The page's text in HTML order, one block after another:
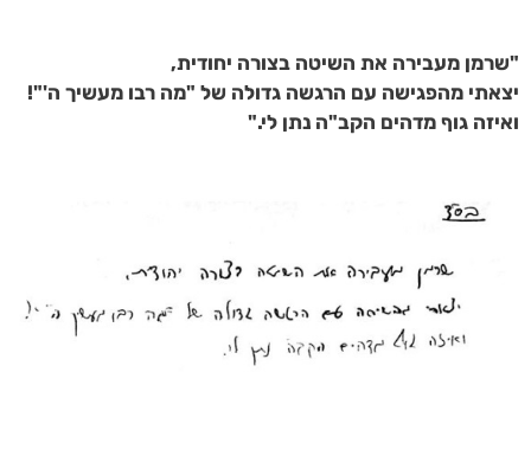
"שרמן מעבירה את השיטה בצורה יחודית,
יצאתי מהפגישה עם הרגשה גדולה של "מה רבו מעשיך ה'"!
ואיזה גוף מדהים הקב"ה נתן לי."